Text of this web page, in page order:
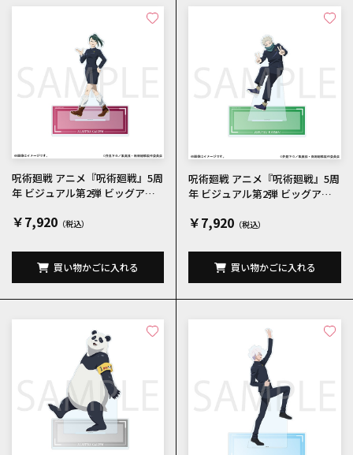
呪術廻戦 アニメ『呪術廻戦』5周
年 ビジュアル第2弾 ビッグアク
￥7,920
買い物かごに入れる
呪術廻戦 アニメ『呪術廻戦』5周
年 ビジュアル第2弾 ビッグアク
￥7,920
買い物かごに入れる